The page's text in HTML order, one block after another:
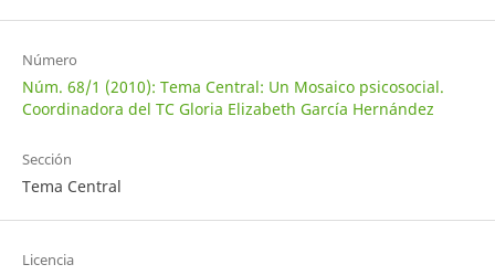
Número
Núm. 68/1 (2010): Tema Central: Un Mosaico psicosocial.
Coordinadora del TC Gloria Elizabeth García Hernández
Sección
Tema Central
Licencia